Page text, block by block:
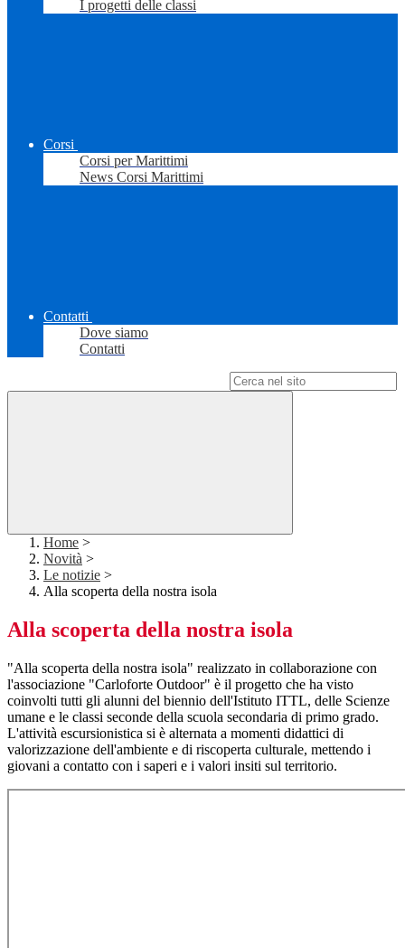
I progetti delle classi
Corsi
Corsi per Marittimi
News Corsi Marittimi
Contatti
Dove siamo
Contatti
Home >
Novità >
Le notizie >
Alla scoperta della nostra isola
Alla scoperta della nostra isola
"Alla scoperta della nostra isola" realizzato in collaborazione con
l'associazione "Carloforte Outdoor" è il progetto che ha visto
coinvolti tutti gli alunni del biennio dell'Istituto ITTL, delle Scienze
umane e le classi seconde della scuola secondaria di primo grado.
L'attività escursionistica si è alternata a momenti didattici di
valorizzazione dell'ambiente e di riscoperta culturale, mettendo i
giovani a contatto con i saperi e i valori insiti sul territorio.